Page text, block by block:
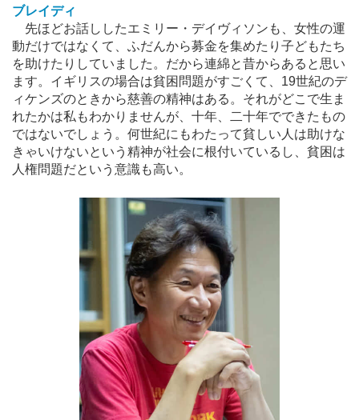
ブレイディ
先ほどお話ししたエミリー・デイヴィソンも、女性の運
動だけではなくて、ふだんから募金を集めたり子どもたち
を助けたりしていました。だから連綿と昔からあると思い
ます。イギリスの場合は貧困問題がすごくて、19世紀のデ
ィケンズのときから慈善の精神はある。それがどこで生ま
れたかは私もわかりませんが、十年、二十年でできたもの
ではないでしょう。何世紀にもわたって貧しい人は助けな
きゃいけないという精神が社会に根付いているし、貧困は
人権問題だという意識も高い。